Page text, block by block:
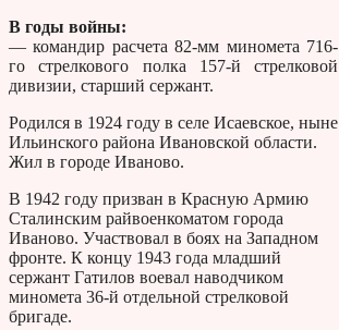
В годы войны:
— командир расчета 82-мм миномета 716-
го стрелкового полка 157-й стрелковой
дивизии, старший сержант.
Родился в 1924 году в селе Исаевское, ныне
Ильинского района Ивановской области.
Жил в городе Иваново.
В 1942 году призван в Красную Армию
Сталинским райвоенкоматом города
Иваново. Участвовал в боях на Западном
фронте. К концу 1943 года младший
сержант Гатилов воевал наводчиком
миномета 36-й отдельной стрелковой
бригаде.